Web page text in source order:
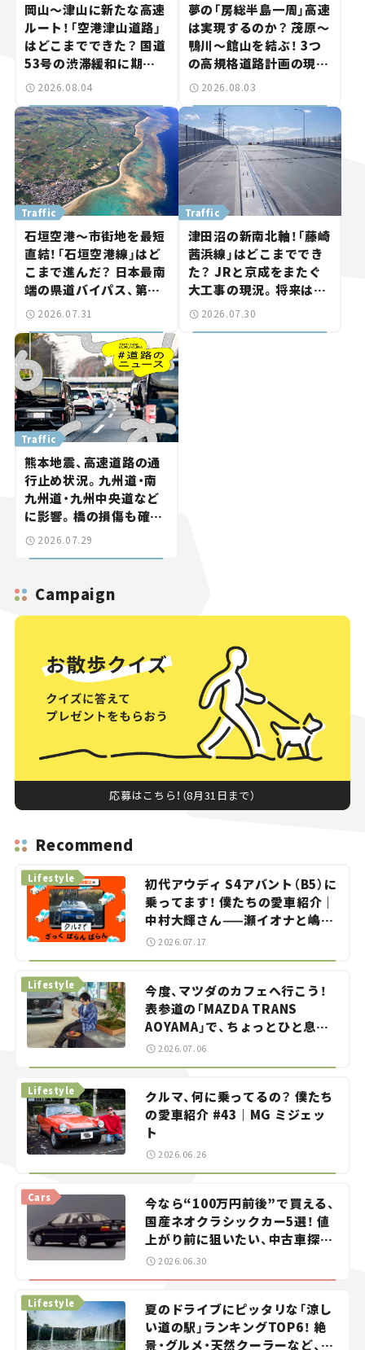
岡山～津山に新たな高速
ルート！「空港津山道路」
はどこまでできた？ 国道
53号の渋滞緩和に期待。
岡山市側でも動きが【い
2026.08.04
夢の「房総半島一周」高速
は実現するのか？ 茂原～
鴨川～館山を結ぶ！ 3つ
の高規格道路計画の現
状。「館山鴨川道路」で検
路計画】
2026.08.03
Traffic
石垣空港～市街地を最短
直結！「石垣空港線」はど
こまで進んだ？ 日本最南
端の県道バイパス、第2
工区も延伸開通 【いま気
2026.07.31
Traffic
津田沼の新南北軸！「藤崎
茜浜線」はどこまででき
た？ JRと京成をまたぐ
大工事の現況。将来は
「習志野～鎌ケ谷」を最短
2026.07.30
Traffic
熊本地震、高速道路の通
行止め状況。九州道・南
九州道・九州中央道など
に影響。橋の損傷も確認
【道路のニュース】
2026.07.29
Campaign
応募はこちら！（8月31日まで）
Recommend
初代アウディ S4アバント（B5）に
乗ってます！ 僕たちの愛車紹介｜
中村大輝さん——瀬イオナと嶋田
智之の「クルマでざっくばらんば
Lifestyle
2026.07.17
今度、マツダのカフェへ行こう！
表参道の「MAZDA TRANS
AOYAMA」で、ちょっとひと息。
——連載｜CCGとクルマでどうす
Lifestyle
2026.07.06
クルマ、何に乗ってるの？ 僕たち
の愛車紹介 #43｜MG ミジェッ
ト
Lifestyle
2026.06.26
今なら“100万円前後”で買える、
国産ネオクラシックカー5選！ 値
上がり前に狙いたい、中古車探し
をお手伝い――ちょっとイケてるマ
Cars
2026.06.30
夏のドライブにピッタリな「涼し
い道の駅」ランキングTOP6！ 絶
景・グルメ・天然クーラーなど、避
Lifestyle